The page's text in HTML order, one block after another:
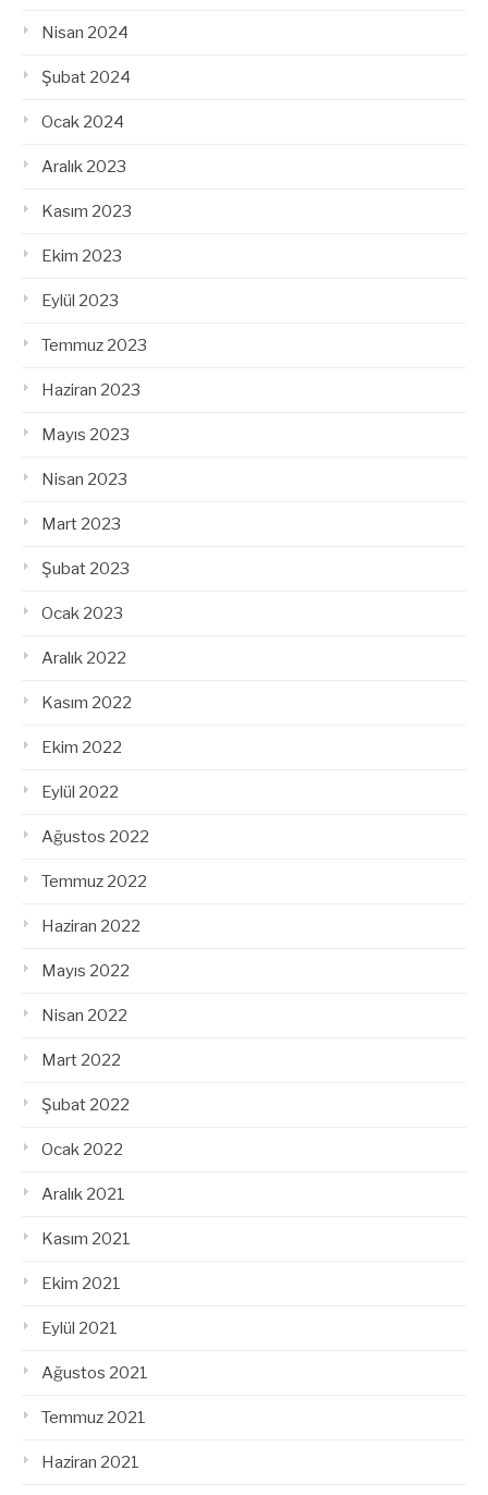
Nisan 2024
Şubat 2024
Ocak 2024
Aralık 2023
Kasım 2023
Ekim 2023
Eylül 2023
Temmuz 2023
Haziran 2023
Mayıs 2023
Nisan 2023
Mart 2023
Şubat 2023
Ocak 2023
Aralık 2022
Kasım 2022
Ekim 2022
Eylül 2022
Ağustos 2022
Temmuz 2022
Haziran 2022
Mayıs 2022
Nisan 2022
Mart 2022
Şubat 2022
Ocak 2022
Aralık 2021
Kasım 2021
Ekim 2021
Eylül 2021
Ağustos 2021
Temmuz 2021
Haziran 2021